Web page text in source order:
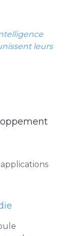
leurs